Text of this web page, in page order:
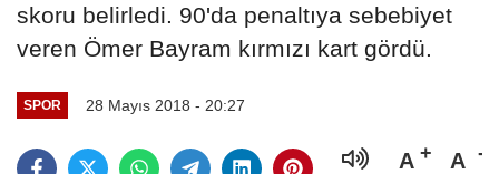
skoru belirledi. 90'da penaltıya sebebiyet
veren Ömer Bayram kırmızı kart gördü.
SPOR 28 Mayıs 2018 - 20:27
A A